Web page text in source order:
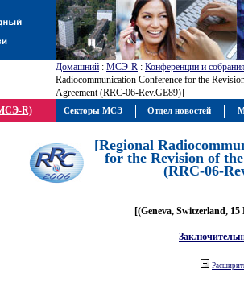
Домашний : МСЭ-R : Конференции и
Radiocommunication Conference for the
Agreement (RRC-06-Rev.GE89)]
R)
[Regional
for the Revision of
(RRC-06-
[(Geneva, Switzerland, 15
Секторы МСЭ Отдел новостей